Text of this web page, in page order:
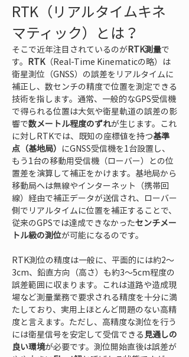
RTK（リアルタイムキネ
マティック）とは？
そこで近年注目されているのがRTK測量で
す。 RTK（Real-Time Kinematicの略）は
衛星測位（GNSS）の誤差をリアルタイムに
補正し、数センチの精度で位置を測定できる
技術を指します。通常、一般的なGPS受信機
で得られる位置は大気や衛星軌道の誤差の影
響で数メートル程度のずれが生じます。これ
に対しRTKでは、既知の座標値を持つ基準
点（基地局） にGNSS受信機を1台設置し、
もう1台の移動用受信機（ローバー）との位
置差を演算して補正をかけます。基地局から
移動局へは無線やインターネット（携帯回
線）経由で補正データが送信され、ローバー
側でリアルタイムに位置を補正することで、
従来のGPSでは達成できなかったセンチメー
トル級の測位が可能になるのです。
RTK測位の精度は一般に、平面的には約2～
3cm、鉛直方向（高さ）も約3～5cm程度の
誤差範囲に収まります。これは道路や造成現
場など測量業務で要求される精度を十分に満
たしており、実用上ほとんど問題のない高精
度と言えます。ただし、高精度な測位を行う
には衛星信号を安定して受信できる見通しの
良い環境が必要です。測位開始直後は誤差が